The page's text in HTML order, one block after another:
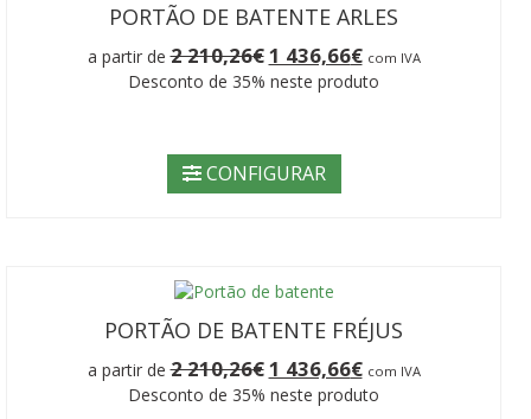
PORTÃO DE BATENTE ARLES
a partir de2 210,26€ O
preço
original
210,26€.
1 436,66€O
preço
com IVA
Desconto de 35% neste produto
CONFIGURAR
PORTÃO DE BATENTE FRÉJUS
a partir de2 210,26€ O
preço
original
1 436,66€O
preço
com IVA
Desconto de 35% neste produto